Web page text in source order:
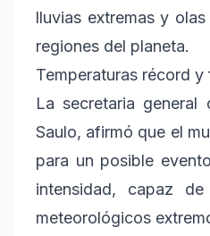
lluvias extremas y
regiones del planeta.
Temperaturas récord
La secretaria
Saulo, afirmó que el
para un posible
intensidad, capaz
meteorológicos